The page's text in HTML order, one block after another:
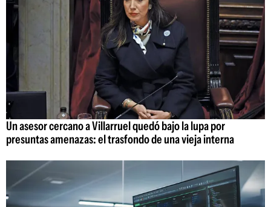
Un asesor cercano a Villarruel quedó bajo la lupa por
presuntas amenazas: el trasfondo de una vieja interna